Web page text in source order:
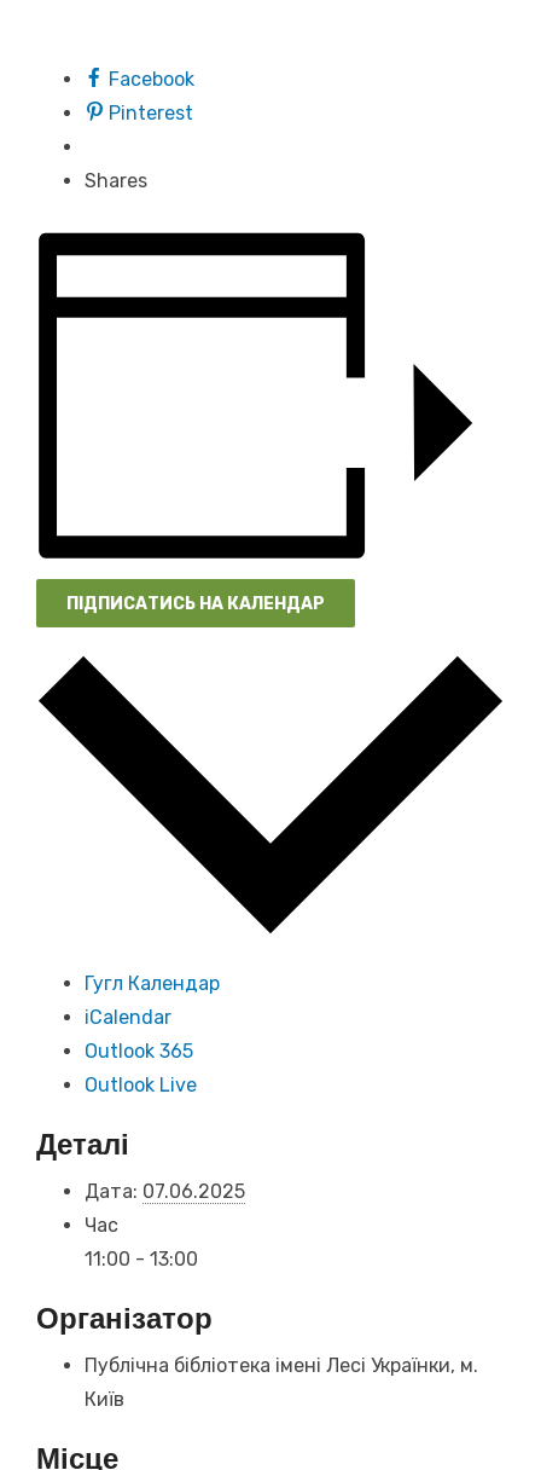
Facebook
Pinterest
Shares
ПІДПИСАТИСЬ НА КАЛЕНДАР
Гугл Календар
iCalendar
Outlook 365
Outlook Live
Деталі
Дата: 07.06.2025
Час
11:00 - 13:00
Організатор
Публічна бібліотека імені Лесі Українки, м.
Київ
Місце